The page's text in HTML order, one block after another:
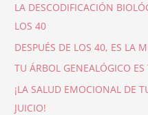
LA DESCODIFICACIÓN
LOS 40
DESPUÉS DE LOS 40, ES LA
TU ÁRBOL GENEALÓGICO
¡LA SALUD EMOCIONAL DE
JUICIO!